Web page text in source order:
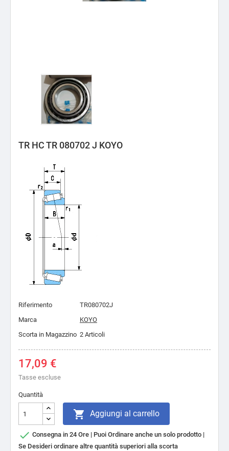
TR HC TR 080702 J KOYO
Riferimento
TR080702J
Marca
KOYO
Scorta in Magazzino 2 Articoli
17,09 €
Tasse escluse
Quantità
 Aggiungi al carrello
 Consegna in 24 Ore | Puoi Ordinare anche un solo prodotto |
Se Desideri ordinare altre quantità superiori alla scorta